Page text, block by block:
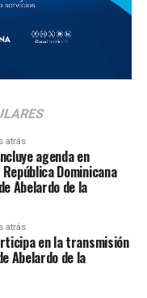
atrás
agenda en
Dominicana
Abelardo de la
atrás
en la transmisión
Abelardo de la